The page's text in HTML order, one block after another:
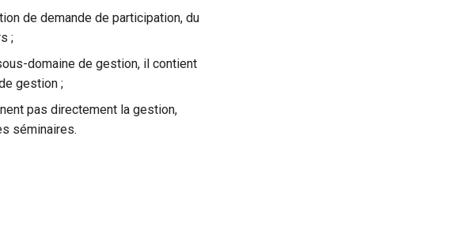
de demande de participation, du
;
domaine de gestion, il contient
gestion ;
pas directement la gestion,
séminaires.